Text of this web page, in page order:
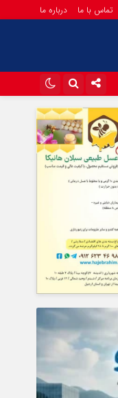
تماس با ما درباره ما